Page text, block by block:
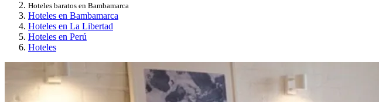
Hoteles baratos en Bambamarca
Hoteles en Bambamarca
Hoteles en La Libertad
Hoteles en Perú
Hoteles